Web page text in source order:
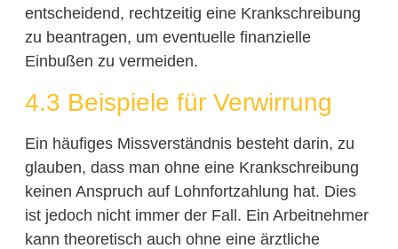
entscheidend, rechtzeitig eine Krankschreibung
zu beantragen, um eventuelle finanzielle
Einbußen zu vermeiden.
4.3 Beispiele für Verwirrung
Ein häufiges Missverständnis besteht darin, zu
glauben, dass man ohne eine Krankschreibung
keinen Anspruch auf Lohnfortzahlung hat. Dies
ist jedoch nicht immer der Fall. Ein Arbeitnehmer
kann theoretisch auch ohne eine ärztliche